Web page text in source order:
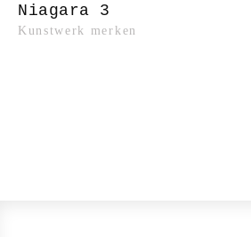
Kunstwerk merken
Niagara 3